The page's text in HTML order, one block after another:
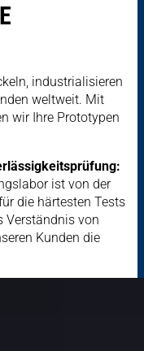
industrialisieren
weltweit. Mit
wir Ihre Prototypen
ist von der
die härtesten Tests
Verständnis von
Kunden die